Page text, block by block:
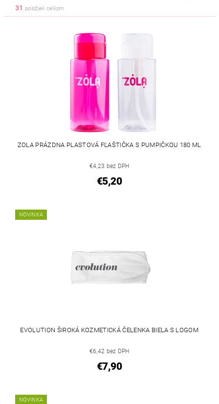
31 položiek celkom
ZOLA PRÁZDNA PLASTOVÁ FĽAŠTIČKA S PUMPIČKOU 180 ML
€4,23 bez DPH
€5,20
NOVINKA
EVOLUTION ŠIROKÁ KOZMETICKÁ ČELENKA BIELA S LOGOM
€6,42 bez DPH
€7,90
NOVINKA